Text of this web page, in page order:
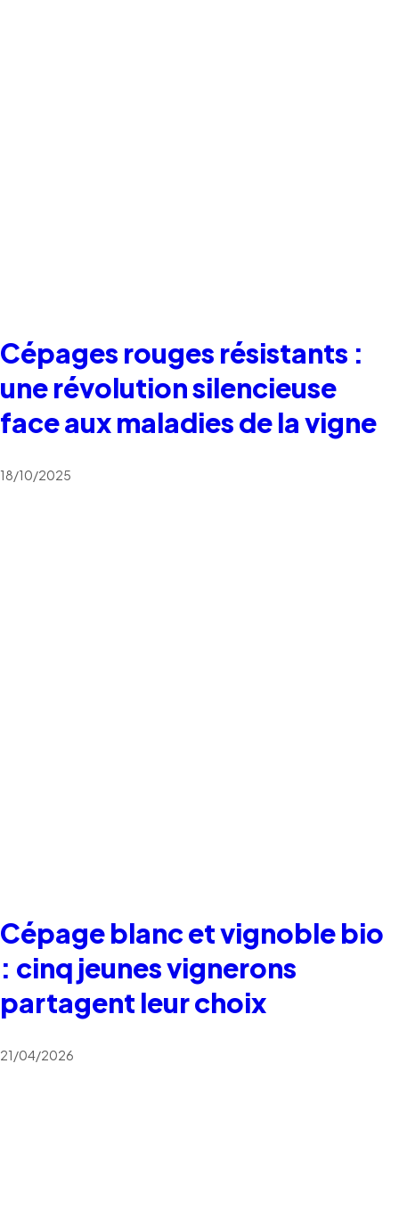
Cépages rouges résistants :
une révolution silencieuse
face aux maladies de la vigne
18/10/2025
Cépage blanc et vignoble bio
: cinq jeunes vignerons
partagent leur choix
21/04/2026